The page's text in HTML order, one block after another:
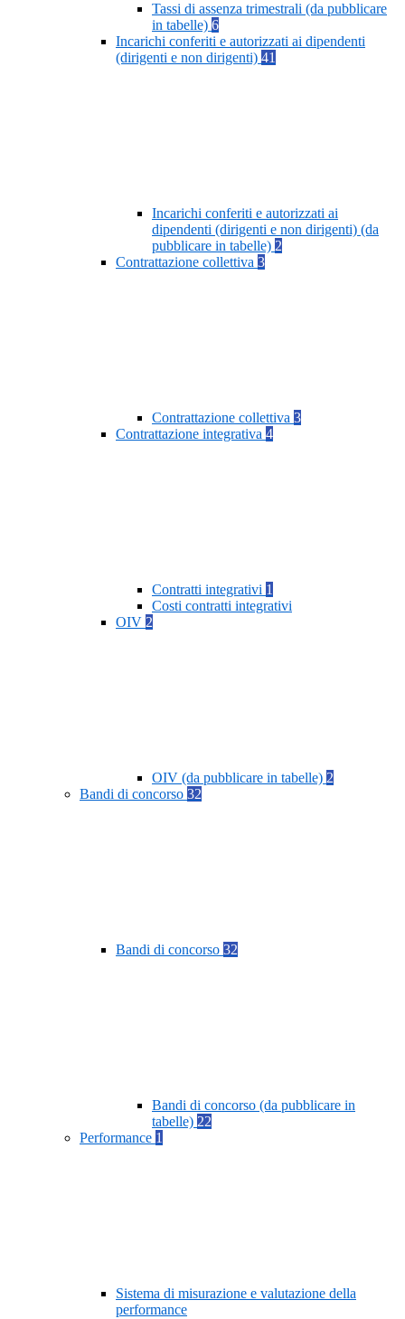
Tassi di assenza trimestrali (da pubblicare
in tabelle) 6
Incarichi conferiti e autorizzati ai dipendenti
(dirigenti e non dirigenti) 41
Incarichi conferiti e autorizzati ai
dipendenti (dirigenti e non dirigenti) (da
pubblicare in tabelle) 2
Contrattazione collettiva 3
Contrattazione collettiva 3
Contrattazione integrativa 4
Contratti integrativi 1
Costi contratti integrativi
OIV 2
OIV (da pubblicare in tabelle) 2
Bandi di concorso 32
Bandi di concorso 32
Bandi di concorso (da pubblicare in
tabelle) 22
Performance 1
Sistema di misurazione e valutazione della
performance